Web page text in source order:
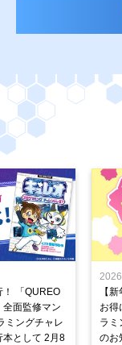
！ 「QUREO
面監修マン
ミングチャレ
本として 2月8
【
お得
ラミ
のお